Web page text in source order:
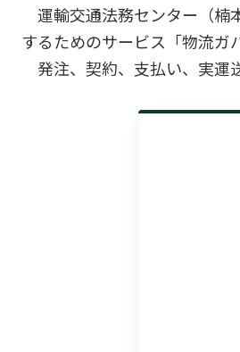
運輸交通法務センター（楠
するためのサービス「物流ガ
発注、契約、支払い、実運